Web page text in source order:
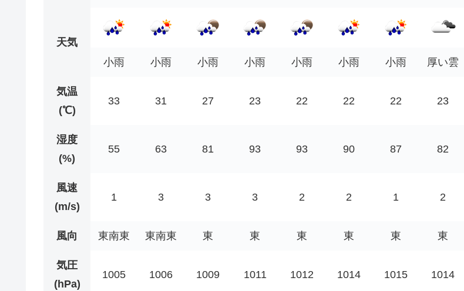
天気
小雨
小雨 小雨 小雨 小雨 小雨 小雨 厚い雲
気温
(℃)
33 31 27 23 22 22 22 23
湿度
(%)
55 63 81 93 93 90 87 82
風速
(m/s)
1 3 3 3 2 2 1 2
風向 東南東 東南東 東 東 東 東 東 東
気圧
(hPa)
1005 1006 1009 1011 1012 1014 1015 1014